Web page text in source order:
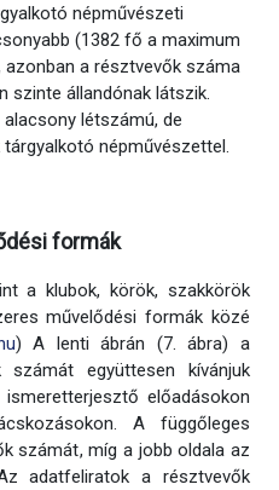
népművészeti
(1382 fő a maximum
a résztvevők száma
szinte állandónak látszik.
létszámú, de
népművészettel.
formák
a klubok, körök, szakkörök
művelődési formák közé
) A lenti ábrán (7. ábra) a
együttesen kívánjuk
előadásokon
A függőleges
számát, míg a jobb oldala az
adatfeliratok a résztvevők